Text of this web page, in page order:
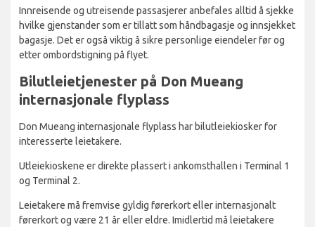
Innreisende og utreisende passasjerer anbefales alltid å sjekke
hvilke gjenstander som er tillatt som håndbagasje og innsjekket
bagasje. Det er også viktig å sikre personlige eiendeler før og
etter ombordstigning på flyet.
Bilutleietjenester på Don Mueang
internasjonale flyplass
Don Mueang internasjonale flyplass har bilutleiekiosker for
interesserte leietakere.
Utleiekioskene er direkte plassert i ankomsthallen i Terminal 1
og Terminal 2.
Leietakere må fremvise gyldig førerkort eller internasjonalt
førerkort og være 21 år eller eldre. Imidlertid må leietakere